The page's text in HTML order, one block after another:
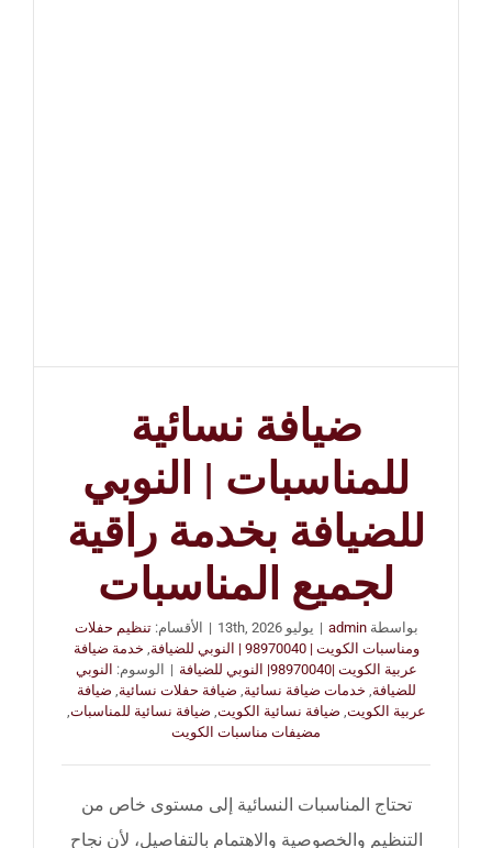
ضيافة نسائية
للمناسبات | النوبي
للضيافة بخدمة راقية
لجميع المناسبات
بواسطةadmin
| يوليو 13th, 2026 | الأقسام:تنظيم حفلات
ومناسبات الكويت | 98970040 | النوبي للضيافة
خدمة ضيافة
عربية الكويت |98970040| النوبي للضيافة
| الوسوم: النوبي
للضيافة خدمات ضيافة نسائية ضيافة حفلات نسائية ضيافة
عربية الكويت ضيافة نسائية الكويت ضيافة نسائية للمناسبات
مضيفات مناسبات الكويت
تحتاج المناسبات النسائية إلى مستوى خاص من
التنظيم والخصوصية والاهتمام بالتفاصيل، لأن نجاح